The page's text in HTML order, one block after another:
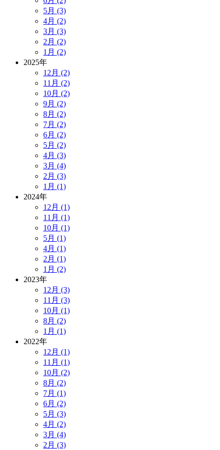
5月 (3)
4月 (2)
3月 (3)
2月 (2)
1月 (2)
2025年
12月 (2)
11月 (2)
10月 (2)
9月 (2)
8月 (2)
7月 (2)
6月 (2)
5月 (2)
4月 (3)
3月 (4)
2月 (3)
1月 (1)
2024年
12月 (1)
11月 (1)
10月 (1)
5月 (1)
4月 (1)
2月 (1)
1月 (2)
2023年
12月 (3)
11月 (3)
10月 (1)
8月 (2)
1月 (1)
2022年
12月 (1)
11月 (1)
10月 (2)
8月 (2)
7月 (1)
6月 (2)
5月 (3)
4月 (2)
3月 (4)
2月 (3)